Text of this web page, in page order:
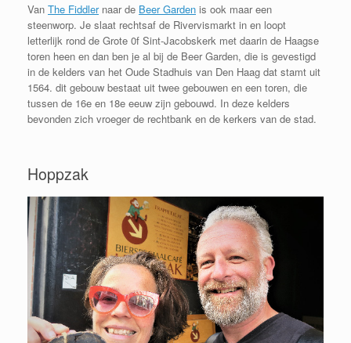
Van The Fiddlernaar de Beer Garden is ook maar een
steenworp. Je slaat rechtsaf de Rivervismarkt in en loopt
letterlijk rond de Grote 0f Sint-Jacobskerk met daarin de Haagse
toren heen en dan ben je al bij de Beer Garden, die is gevestigd
in de kelders van het Oude Stadhuis van Den Haag dat stamt uit
1564. dit gebouw bestaat uit twee gebouwen en een toren, die
tussen de 16e en 18e eeuw zijn gebouwd. In deze kelders
bevonden zich vroeger de rechtbank en de kerkers van de stad.
Hoppzak